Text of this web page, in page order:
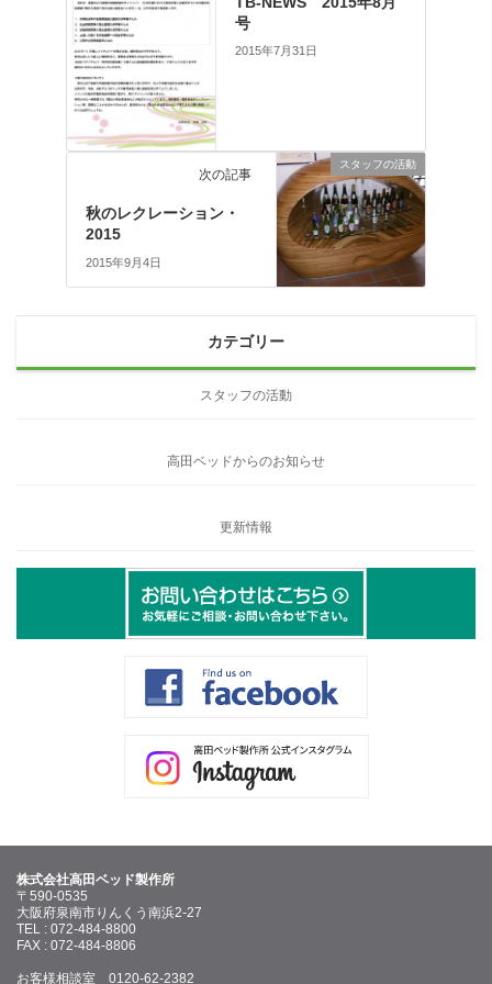
号
2015年7月31日
スタッフの活動
次の記事
秋のレクレーション・
2015
2015年9月4日
カテゴリー
スタッフの活動
高田ベッドからのお知らせ
更新情報
株式会社高田ベッド製作所
〒590-0535
大阪府泉南市りんくう南浜2-27
TEL : 072-484-8800
FAX : 072-484-8806
お客様相談室 0120-62-2382